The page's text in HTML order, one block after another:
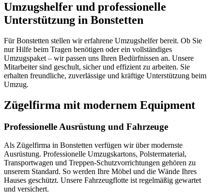
Umzugshelfer und professionelle
Unterstützung in Bonstetten
Für Bonstetten stellen wir erfahrene Umzugshelfer bereit. Ob Sie
nur Hilfe beim Tragen benötigen oder ein vollständiges
Umzugspaket – wir passen uns Ihren Bedürfnissen an. Unsere
Mitarbeiter sind geschult, sicher und effizient zu arbeiten. Sie
erhalten freundliche, zuverlässige und kräftige Unterstützung beim
Umzug.
Zügelfirma mit modernem Equipment
Professionelle Ausrüstung und Fahrzeuge
Als Zügelfirma in Bonstetten verfügen wir über modernste
Ausrüstung. Professionelle Umzugskartons, Polstermaterial,
Transportwagen und Treppen-Schutzvorrichtungen gehören zu
unserem Standard. So werden Ihre Möbel und die Wände Ihres
Hauses geschützt. Unsere Fahrzeugflotte ist regelmäßig gewartet
und versichert.